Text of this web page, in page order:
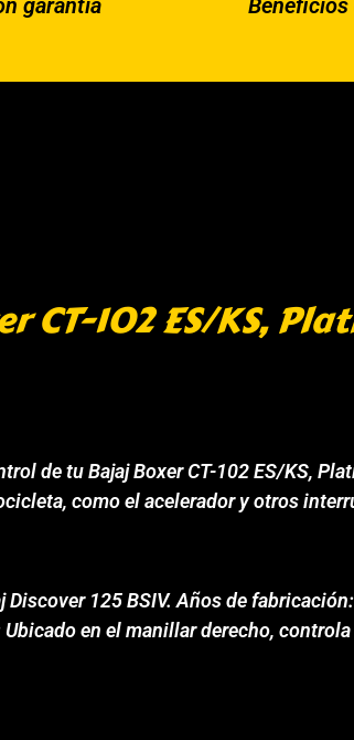
garantía
102 ES/KS,
de tu Bajaj Boxer CT-102 ES/KS,
como el acelerador y otros
Discover 125 BSIV. Años de
en el manillar derecho,